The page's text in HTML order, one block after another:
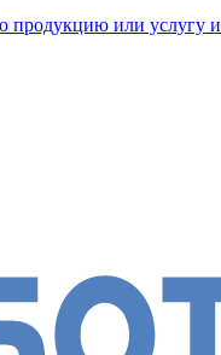
продукцию или услугу и